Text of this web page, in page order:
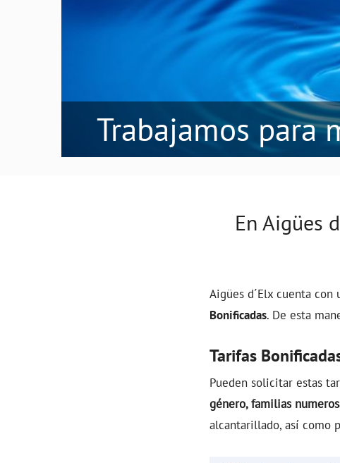
Trabajamos para
En Aigües
Aigües d´Elx cuenta con
Bonificadas. De esta
Tarifas
Pueden solicitar estas
género, familias
alcantarillado, así como